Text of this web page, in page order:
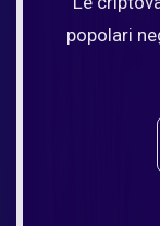
popolari